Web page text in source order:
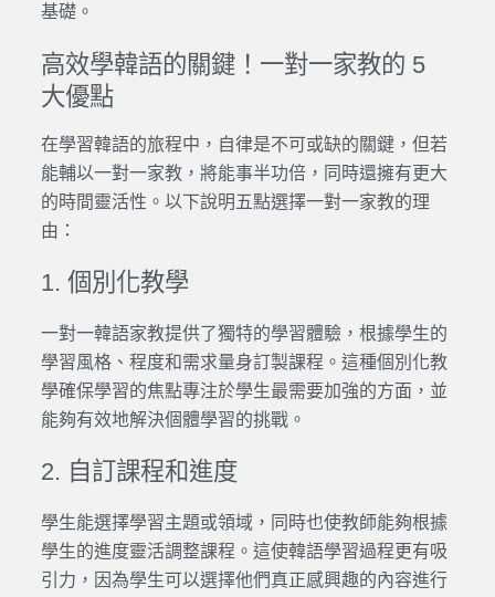
基礎。
高效學韓語的關鍵！一對一家教的 5
大優點
在學習韓語的旅程中，自律是不可或缺的關鍵，但若
能輔以一對一家教，將能事半功倍，同時還擁有更大
的時間靈活性。以下說明五點選擇一對一家教的理
由：
1. 個別化教學
一對一韓語家教提供了獨特的學習體驗，根據學生的
學習風格、程度和需求量身訂製課程。這種個別化教
學確保學習的焦點專注於學生最需要加強的方面，並
能夠有效地解決個體學習的挑戰。
2. 自訂課程和進度
學生能選擇學習主題或領域，同時也使教師能夠根據
學生的進度靈活調整課程。這使韓語學習過程更有吸
引力，因為學生可以選擇他們真正感興趣的內容進行